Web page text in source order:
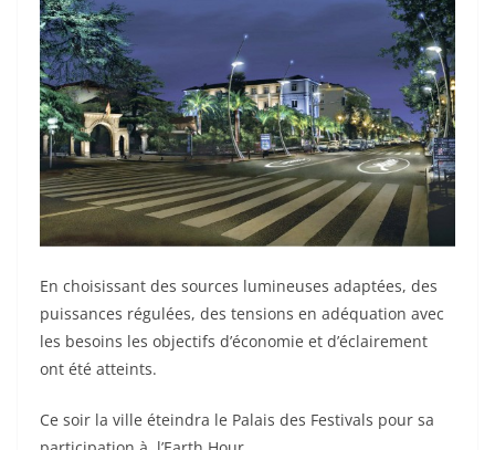
En choisissant des sources lumineuses adaptées, des
puissances régulées, des tensions en adéquation avec
les besoins les objectifs d’économie et d’éclairement
ont été atteints.
Ce soir la ville éteindra le Palais des Festivals pour sa